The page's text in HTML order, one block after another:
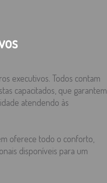
executivos. Todos contam
capacitados, que garantem
atendendo às
oferece todo o conforto,
disponíveis para um